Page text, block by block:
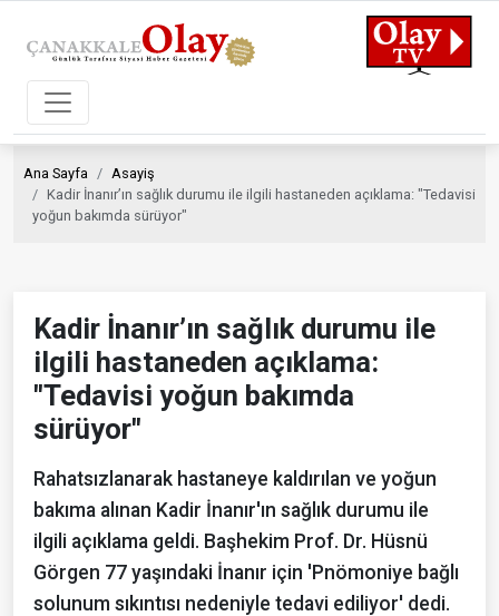
Ana Sayfa
Asayiş
Kadir İnanır’ın sağlık durumu ile ilgili hastaneden açıklama: "Tedavisi
yoğun bakımda sürüyor"
Kadir İnanır’ın sağlık durumu ile
ilgili hastaneden açıklama:
"Tedavisi yoğun bakımda
sürüyor"
Rahatsızlanarak hastaneye kaldırılan ve yoğun
bakıma alınan Kadir İnanır'ın sağlık durumu ile
ilgili açıklama geldi. Başhekim Prof. Dr. Hüsnü
Görgen 77 yaşındaki İnanır için 'Pnömoniye bağlı
solunum sıkıntısı nedeniyle tedavi ediliyor' dedi.